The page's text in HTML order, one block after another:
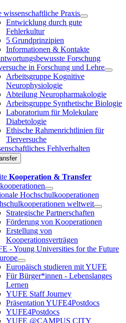
wissenschaftliche Praxis
Entwicklung durch gute
Fehlerkultur
5 Grundprinzipien
Informationen & Kontakte
Forschung
in Forschung und Lehre
Arbeitsgruppe Kognitive
Neurophysiologie
Abteilung Neuropharmakologie
Arbeitsgruppe Synthetische Biologie
Laboratorium für Molekulare
Diabetologie
Ethische Rahmenrichtlinien für
Tierversuche
Fehlverhalten
Kooperation & Transfer
Hochschulkooperationen
weltweit
Strategische Partnerschaften
Förderung von Kooperationen
Erstellung von
Kooperationsverträgen
- Young Universities for the Future
Europäisch studieren mit YUFE
Für Bürger*innen - Lebenslanges
Lernen
YUFE Staff Journey
Präsentation YUFE4Postdocs
YUFE4Postdocs
YUFE @CAMPUS CITY